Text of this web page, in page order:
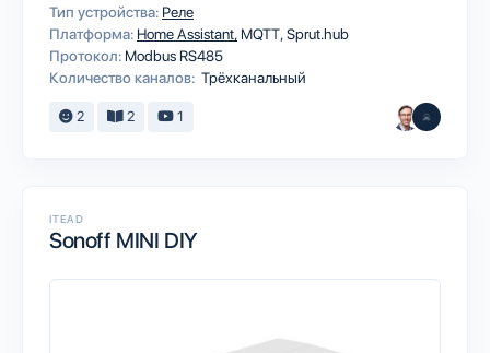
Тип устройства: Реле
Платформа: Home Assistant MQTTSprut.hub
Протокол: Modbus RS485
Количество каналов: Трёхканальный
2 2 1
ITEAD
Sonoff MINI DIY